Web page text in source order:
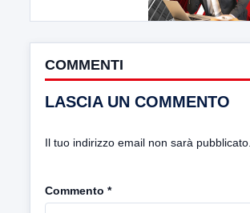
COMMENTI
LASCIA UN COMMENTO
Il tuo indirizzo email non sarà pubblicato.
Commento *